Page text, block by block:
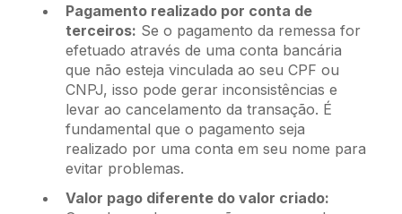
Pagamento realizado por conta de
terceiros: Se o pagamento da remessa for
efetuado através de uma conta bancária
que não esteja vinculada ao seu CPF ou
CNPJ, isso pode gerar inconsistências e
levar ao cancelamento da transação. É
fundamental que o pagamento seja
realizado por uma conta em seu nome para
evitar problemas.
Valor pago diferente do valor criado: